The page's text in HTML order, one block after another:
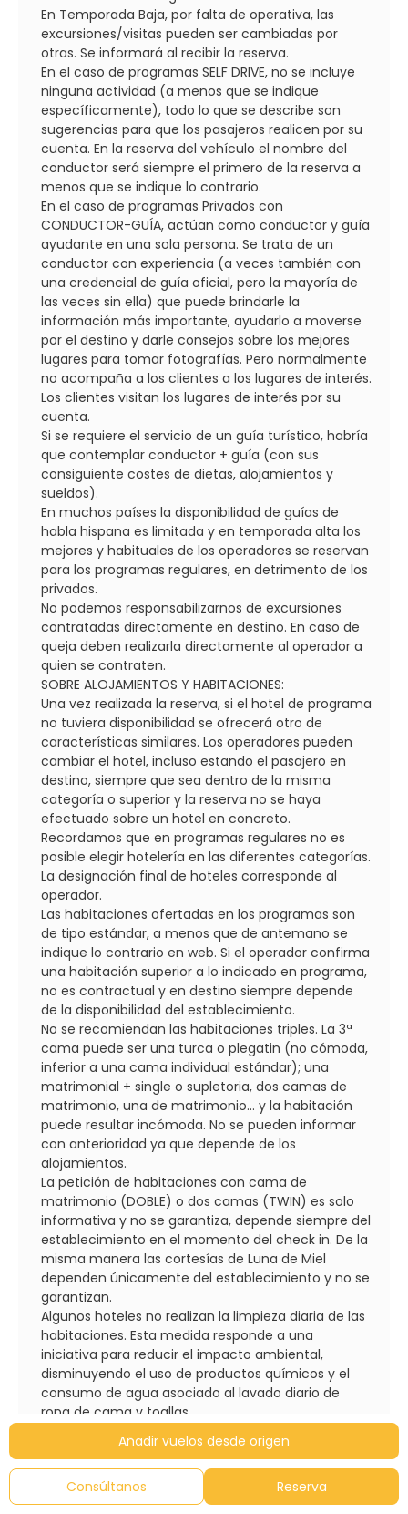
Añadir vuelos desde origen
Consúltanos Reserva
En Temporada Baja, por falta de operativa, las
excursiones/visitas pueden ser cambiadas por
otras. Se informará al recibir la reserva.
En el caso de programas SELF DRIVE, no se incluye
ninguna actividad (a menos que se indique
específicamente), todo lo que se describe son
sugerencias para que los pasajeros realicen por su
cuenta. En la reserva del vehículo el nombre del
conductor será siempre el primero de la reserva a
menos que se indique lo contrario.
En el caso de programas Privados con
CONDUCTOR-GUÍA, actúan como conductor y guía
ayudante en una sola persona. Se trata de un
conductor con experiencia (a veces también con
una credencial de guía oficial, pero la mayoría de
las veces sin ella) que puede brindarle la
información más importante, ayudarlo a moverse
por el destino y darle consejos sobre los mejores
lugares para tomar fotografías. Pero normalmente
no acompaña a los clientes a los lugares de interés.
Los clientes visitan los lugares de interés por su
cuenta.
Si se requiere el servicio de un guía turístico, habría
que contemplar conductor + guía (con sus
consiguiente costes de dietas, alojamientos y
sueldos).
En muchos países la disponibilidad de guías de
habla hispana es limitada y en temporada alta los
mejores y habituales de los operadores se reservan
para los programas regulares, en detrimento de los
privados.
No podemos responsabilizarnos de excursiones
contratadas directamente en destino. En caso de
queja deben realizarla directamente al operador a
quien se contraten.
SOBRE ALOJAMIENTOS Y HABITACIONES:
Una vez realizada la reserva, si el hotel de programa
no tuviera disponibilidad se ofrecerá otro de
características similares. Los operadores pueden
cambiar el hotel, incluso estando el pasajero en
destino, siempre que sea dentro de la misma
categoría o superior y la reserva no se haya
efectuado sobre un hotel en concreto.
Recordamos que en programas regulares no es
posible elegir hotelería en las diferentes categorías.
La designación final de hoteles corresponde al
operador.
Las habitaciones ofertadas en los programas son
de tipo estándar, a menos que de antemano se
indique lo contrario en web. Si el operador confirma
una habitación superior a lo indicado en programa,
no es contractual y en destino siempre depende
de la disponibilidad del establecimiento.
No se recomiendan las habitaciones triples. La 3ª
cama puede ser una turca o plegatin (no cómoda,
inferior a una cama individual estándar); una
matrimonial + single o supletoria, dos camas de
matrimonio, una de matrimonio... y la habitación
puede resultar incómoda. No se pueden informar
con anterioridad ya que depende de los
alojamientos.
La petición de habitaciones con cama de
matrimonio (DOBLE) o dos camas (TWIN) es solo
informativa y no se garantiza, depende siempre del
establecimiento en el momento del check in. De la
misma manera las cortesías de Luna de Miel
dependen únicamente del establecimiento y no se
garantizan.
Algunos hoteles no realizan la limpieza diaria de las
habitaciones. Esta medida responde a una
iniciativa para reducir el impacto ambiental,
disminuyendo el uso de productos químicos y el
consumo de agua asociado al lavado diario de
ropa de cama y toallas.
está incluido en el precio de la reserva y deberá ser
abonados directamente en el establecimiento y/o
aeropuerto correspondiente.
Algunos países no cumplen los mismos estándares